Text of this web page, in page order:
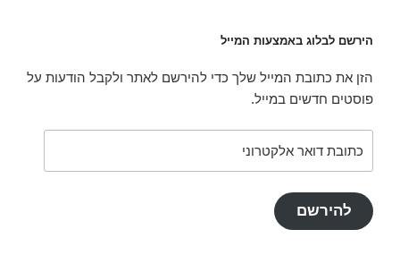
הירשם לבלוג באמצעות המייל
הזן את כתובת המייל שלך כדי להירשם לאתר ולקבל הודעות על
פוסטים חדשים במייל.
דואר
להירשם